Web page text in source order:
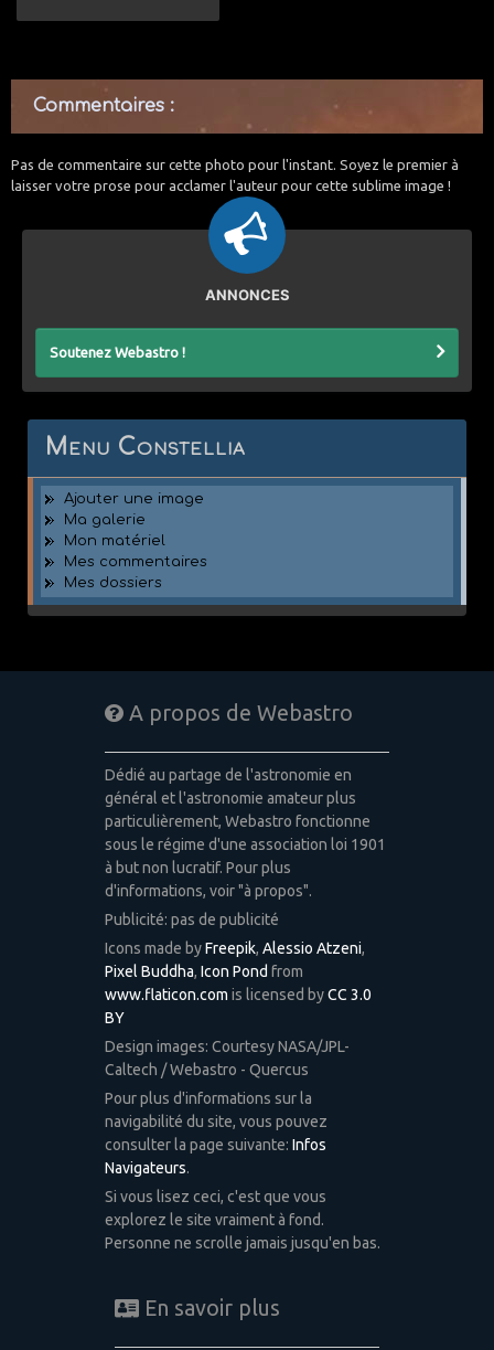
Commentaires :
Pas de commentaire sur cette photo pour l'instant. Soyez le premier à
laisser votre prose pour acclamer l'auteur pour cette sublime image !
ANNONCES
Soutenez Webastro !
Menu Constellia
Ajouter une image
Ma galerie
Mon matériel
Mes commentaires
Mes dossiers
A propos de Webastro
Dédié au partage de l'astronomie en
général et l'astronomie amateur plus
particulièrement, Webastro fonctionne
sous le régime d'une association loi 1901
à but non lucratif. Pour plus
d'informations, voir "à propos".
Publicité: pas de publicité
Icons made byFreepik, Alessio Atzeni,
Pixel Buddha, Icon Pond from
www.flaticon.com is licensed byCC 3.0
BY
Design images: Courtesy NASA/JPL-
Caltech / Webastro - Quercus
Pour plus d'informations sur la
navigabilité du site, vous pouvez
consulter la page suivante: Infos
Navigateurs.
Si vous lisez ceci, c'est que vous
explorez le site vraiment à fond.
Personne ne scrolle jamais jusqu'en bas.
En savoir plus